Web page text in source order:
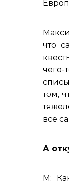
что
чего-
том,
всё
А
М: